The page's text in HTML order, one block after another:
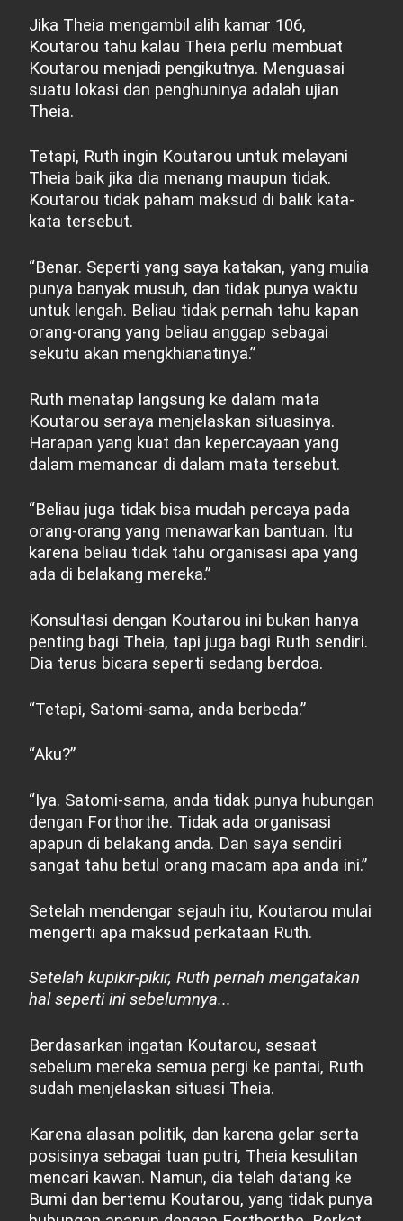
Jika Theia mengambil alih kamar 106,
Koutarou tahu kalau Theia perlu membuat
Koutarou menjadi pengikutnya. Menguasai
suatu lokasi dan penghuninya adalah ujian
Theia.
Tetapi, Ruth ingin Koutarou untuk melayani
Theia baik jika dia menang maupun tidak.
Koutarou tidak paham maksud di balik kata-
kata tersebut.
“Benar. Seperti yang saya katakan, yang mulia
punya banyak musuh, dan tidak punya waktu
untuk lengah. Beliau tidak pernah tahu kapan
orang-orang yang beliau anggap sebagai
sekutu akan mengkhianatinya.”
Ruth menatap langsung ke dalam mata
Koutarou seraya menjelaskan situasinya.
Harapan yang kuat dan kepercayaan yang
dalam memancar di dalam mata tersebut.
“Beliau juga tidak bisa mudah percaya pada
orang-orang yang menawarkan bantuan. Itu
karena beliau tidak tahu organisasi apa yang
ada di belakang mereka.”
Konsultasi dengan Koutarou ini bukan hanya
penting bagi Theia, tapi juga bagi Ruth sendiri.
Dia terus bicara seperti sedang berdoa.
“Tetapi, Satomi-sama, anda berbeda.”
“Aku?”
“Iya. Satomi-sama, anda tidak punya hubungan
dengan Forthorthe. Tidak ada organisasi
apapun di belakang anda. Dan saya sendiri
sangat tahu betul orang macam apa anda ini.”
Setelah mendengar sejauh itu, Koutarou mulai
mengerti apa maksud perkataan Ruth.
Setelah kupikir-pikir, Ruth pernah mengatakan
hal seperti ini sebelumnya...
Berdasarkan ingatan Koutarou, sesaat
sebelum mereka semua pergi ke pantai, Ruth
sudah menjelaskan situasi Theia.
Karena alasan politik, dan karena gelar serta
posisinya sebagai tuan putri, Theia kesulitan
mencari kawan. Namun, dia telah datang ke
Bumi dan bertemu Koutarou, yang tidak punya